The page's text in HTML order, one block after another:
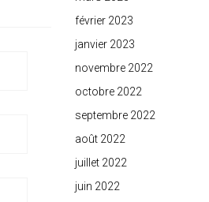
février 2023
janvier 2023
novembre 2022
octobre 2022
septembre 2022
août 2022
juillet 2022
juin 2022